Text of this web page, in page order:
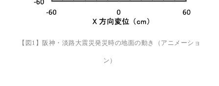
【図1】阪神・淡路大震災発災時の地面の動き（アニメーショ
ン）